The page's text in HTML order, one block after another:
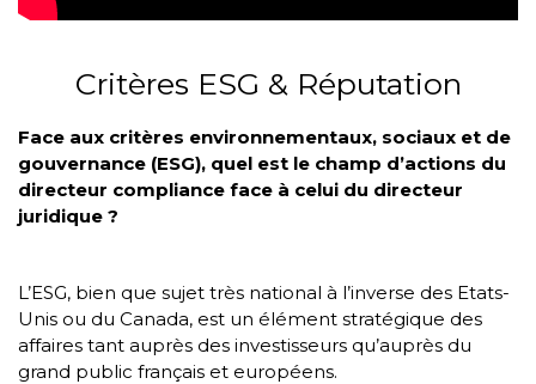
Critères ESG & Réputation
Face aux critères environnementaux, sociaux et de
gouvernance (ESG), quel est le champ d’actions du
directeur compliance face à celui du directeur
juridique ?
L’ESG, bien que sujet très national à l’inverse des Etats-
Unis ou du Canada, est un élément stratégique des
affaires tant auprès des investisseurs qu’auprès du
grand public français et européens.